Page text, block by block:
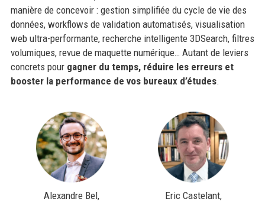
manière de concevoir : gestion simplifiée du cycle de vie des
données, workflows de validation automatisés, visualisation
web ultra-performante, recherche intelligente 3DSearch, filtres
volumiques, revue de maquette numérique… Autant de leviers
concrets pour gagner du temps, réduire les erreurs et
booster la performance de vos bureaux d’études.
Alexandre Bel,
Eric Castelant,